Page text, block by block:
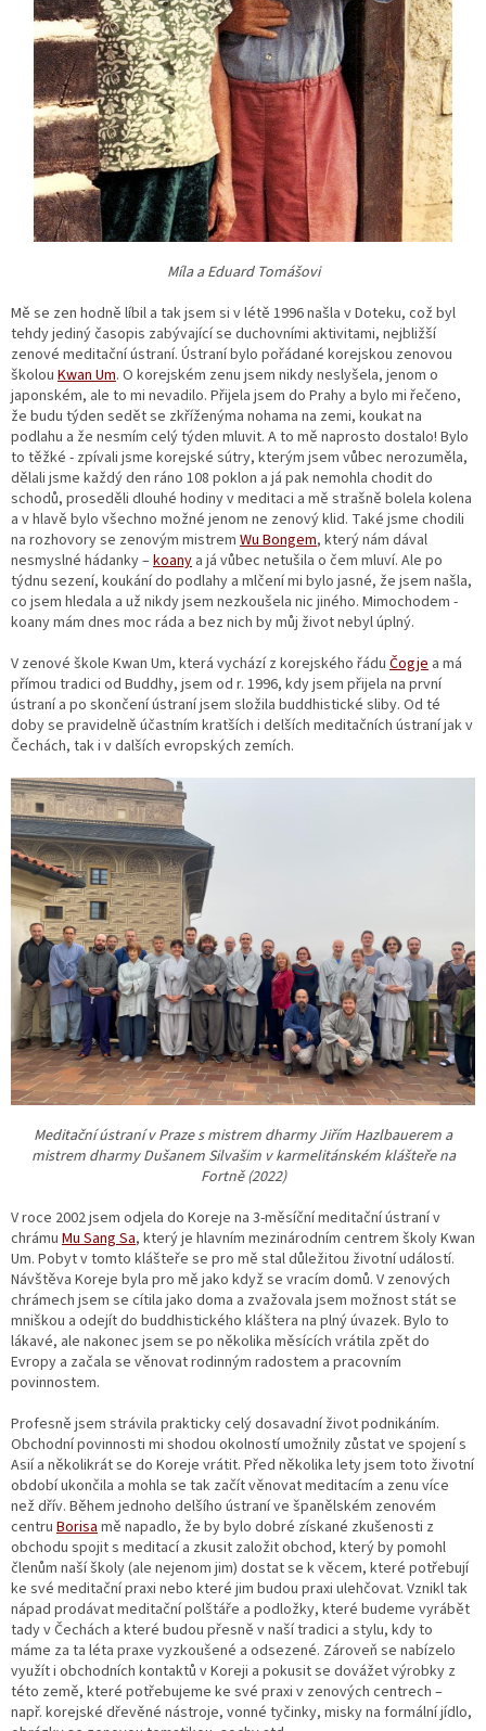
Míla a Eduard Tomášovi
Mě se zen hodně líbil a tak jsem si v létě 1996 našla v Doteku, což byl
tehdy jediný časopis zabývající se duchovními aktivitami, nejbližší
zenové meditační ústraní. Ústraní bylo pořádané korejskou zenovou
školou Kwan Um. O korejském zenu jsem nikdy neslyšela, jenom o
japonském, ale to mi nevadilo. Přijela jsem do Prahy a bylo mi řečeno,
že budu týden sedět se zkříženýma nohama na zemi, koukat na
podlahu a že nesmím celý týden mluvit. A to mě naprosto dostalo! Bylo
to těžké - zpívali jsme korejské sútry, kterým jsem vůbec nerozuměla,
dělali jsme každý den ráno 108 poklon a já pak nemohla chodit do
schodů, proseděli dlouhé hodiny v meditaci a mě strašně bolela kolena
a v hlavě bylo všechno možné jenom ne zenový klid. Také jsme chodili
na rozhovory se zenovým mistrem Wu Bongem, který nám dával
nesmyslné hádanky –koany a já vůbec netušila o čem mluví. Ale po
týdnu sezení, koukání do podlahy a mlčení mi bylo jasné, že jsem našla,
co jsem hledala a už nikdy jsem nezkoušela nic jiného. Mimochodem -
koany mám dnes moc ráda a bez nich by můj život nebyl úplný.
V zenové škole Kwan Um, která vychází z korejského řádu Čogje a má
přímou tradici od Buddhy, jsem od r. 1996, kdy jsem přijela na první
ústraní a po skončení ústraní jsem složila buddhistické sliby. Od té
doby se pravidelně účastním kratších i delších meditačních ústraní jak v
Čechách, tak i v dalších evropských zemích.
Meditační ústraní v Praze s mistrem dharmy Jiřím Hazlbauerem a
mistrem dharmy Dušanem Silvašim v karmelitánském klášteře na
Fortně (2022)
V roce 2002 jsem odjela do Koreje na 3-měsíční meditační ústraní v
chrámu Mu Sang Sa, který je hlavním mezinárodním centrem školy Kwan
Um. Pobyt v tomto klášteře se pro mě stal důležitou životní událostí.
Návštěva Koreje byla pro mě jako když se vracím domů. V zenových
chrámech jsem se cítila jako doma a zvažovala jsem možnost stát se
mniškou a odejít do buddhistického kláštera na plný úvazek. Bylo to
lákavé, ale nakonec jsem se po několika měsících vrátila zpět do
Evropy a začala se věnovat rodinným radostem a pracovním
povinnostem.
Profesně jsem strávila prakticky celý dosavadní život podnikáním.
Obchodní povinnosti mi shodou okolností umožnily zůstat ve spojení s
Asií a několikrát se do Koreje vrátit. Před několika lety jsem toto životní
období ukončila a mohla se tak začít věnovat meditacím a zenu více
než dřív. Během jednoho delšího ústraní ve španělském zenovém
centru Borisa mě napadlo, že by bylo dobré získané zkušenosti z
obchodu spojit s meditací a zkusit založit obchod, který by pomohl
členům naší školy (ale nejenom jim) dostat se k věcem, které potřebují
ke své meditační praxi nebo které jim budou praxi ulehčovat. Vznikl tak
nápad prodávat meditační polštáře a podložky, které budeme vyrábět
tady v Čechách a které budou přesně v naší tradici a stylu, kdy to
máme za ta léta praxe vyzkoušené a odsezené. Zároveň se nabízelo
využít i obchodních kontaktů v Koreji a pokusit se dovážet výrobky z
této země, které potřebujeme ke své praxi v zenových centrech –
např. korejské dřevěné nástroje, vonné tyčinky, misky na formální jídlo,